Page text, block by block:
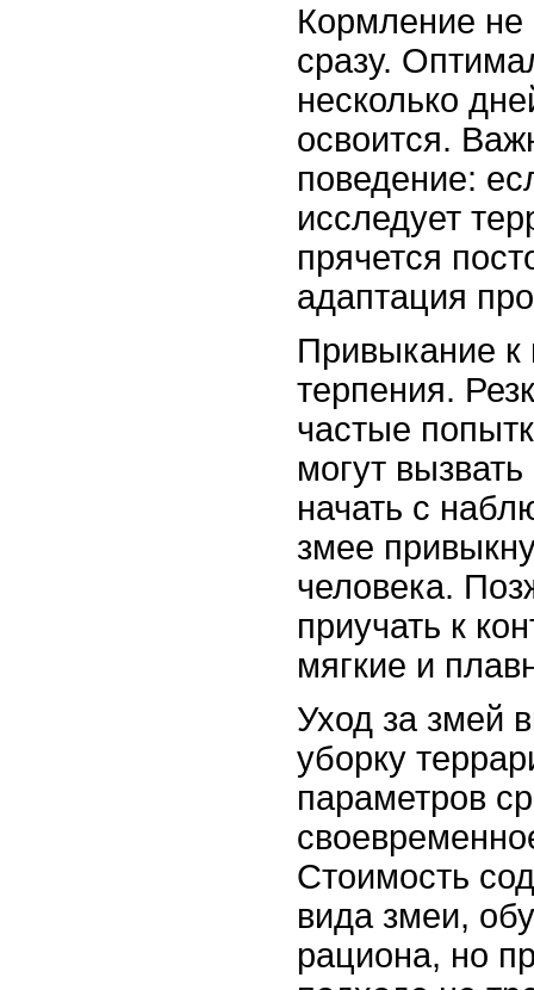
Кормление не
сразу.
несколько
освоится.
поведение:
исследует
прячется
адаптация
Привыкание к
терпения.
частые
могут
начать с
змее
человека.
приучать к
мягкие и
Уход за змей
уборку
параметров
Стоимость
вида змеи,
рациона, но